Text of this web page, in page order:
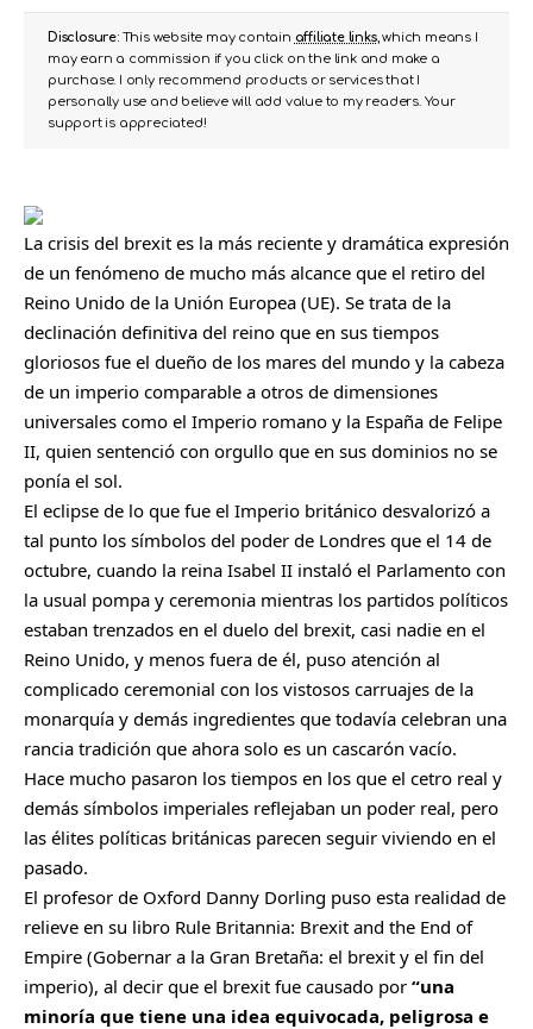
Disclosure:This website may contain affiliate links, which means I
may earn a commission if you click on the link and make a
purchase. I only recommend products or services that I
personally use and believe will add value to my readers. Your
support is appreciated!
La crisis del brexit es la más reciente y dramática expresión
de un fenómeno de mucho más alcance que el retiro del
Reino Unido de la Unión Europea (UE). Se trata de la
declinación definitiva del reino que en sus tiempos
gloriosos fue el dueño de los mares del mundo y la cabeza
de un imperio comparable a otros de dimensiones
universales como el Imperio romano y la España de Felipe
II, quien sentenció con orgullo que en sus dominios no se
ponía el sol.
El eclipse de lo que fue el Imperio británico desvalorizó a
tal punto los símbolos del poder de Londres que el 14 de
octubre, cuando la reina Isabel II instaló el Parlamento con
la usual pompa y ceremonia mientras los partidos políticos
estaban trenzados en el duelo del brexit, casi nadie en el
Reino Unido, y menos fuera de él, puso atención al
complicado ceremonial con los vistosos carruajes de la
monarquía y demás ingredientes que todavía celebran una
rancia tradición que ahora solo es un cascarón vacío.
Hace mucho pasaron los tiempos en los que el cetro real y
demás símbolos imperiales reflejaban un poder real, pero
las élites políticas británicas parecen seguir viviendo en el
pasado.
El profesor de Oxford Danny Dorling puso esta realidad de
relieve en su libro Rule Britannia: Brexit and the End of
Empire (Gobernar a la Gran Bretaña: el brexit y el fin del
imperio), al decir que el brexit fue causado por “una
minoría que tiene una idea equivocada, peligrosa e